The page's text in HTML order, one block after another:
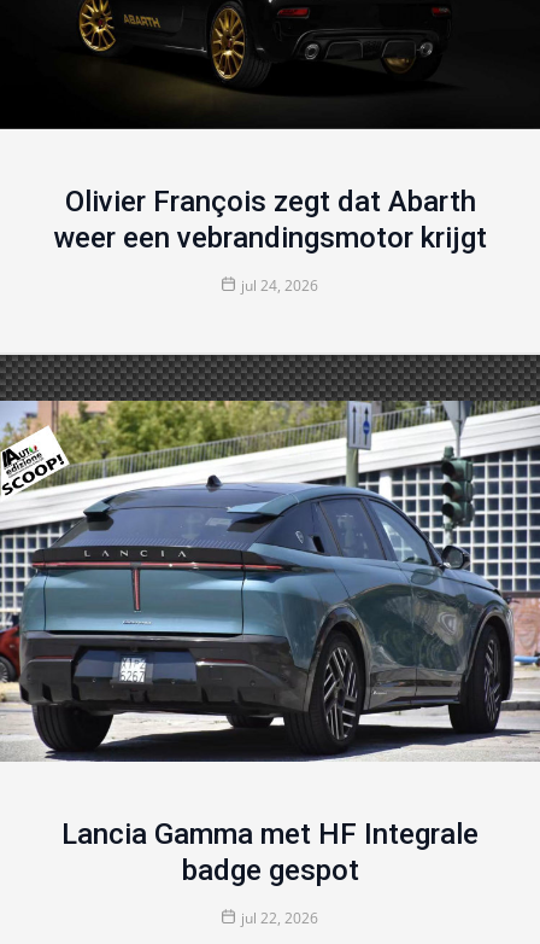
Olivier François zegt dat Abarth
weer een vebrandingsmotor krijgt
jul 24, 2026
Lancia Gamma met HF Integrale
badge gespot
jul 22, 2026